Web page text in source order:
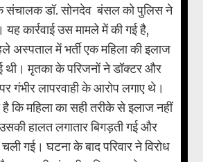
संचालक डॉ. सोनदेव बंसल को पुलिस ने
यह कार्रवाई उस मामले में की गई है,
अस्पताल में भर्ती एक महिला की इलाज
थी। मृतका के परिजनों ने डॉक्टर और
गंभीर लापरवाही के आरोप लगाए थे।
कि महिला का सही तरीके से इलाज नहीं
हालत लगातार बिगड़ती गई और
गई। घटना के बाद परिवार ने विरोध